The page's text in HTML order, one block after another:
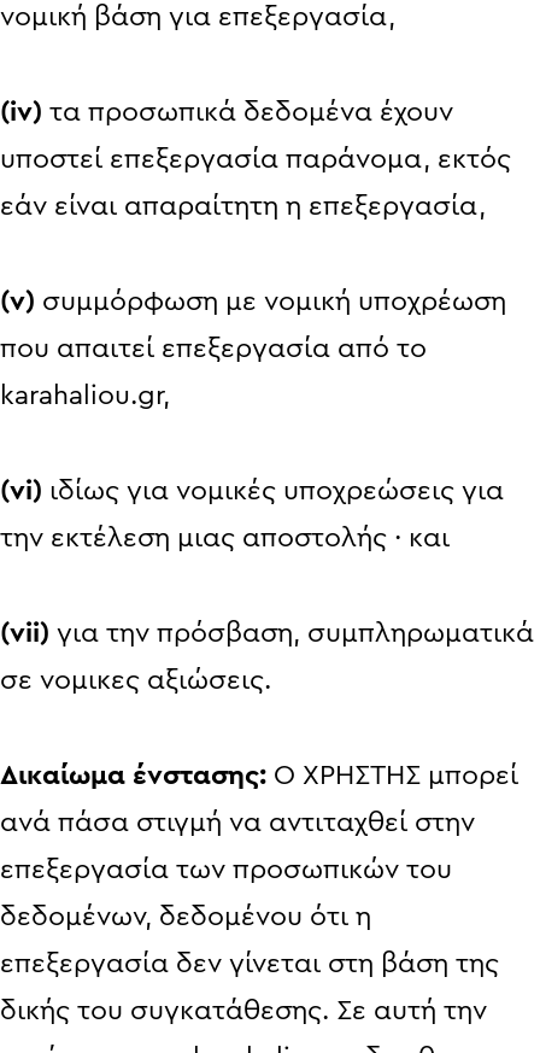
νομική βάση για επεξεργασία,
(iv) τα προσωπικά δεδομένα έχουν
υποστεί επεξεργασία παράνομα, εκτός
εάν είναι απαραίτητη η επεξεργασία,
(v) συμμόρφωση με νομική υποχρέωση
που απαιτεί επεξεργασία από το
karahaliou.gr,
(vi) ιδίως για νομικές υποχρεώσεις για
την εκτέλεση μιας αποστολής · και
(vii) για την πρόσβαση, συμπληρωματικά
σε νομικες αξιώσεις.
Δικαίωμα ένστασης: Ο ΧΡΗΣΤΗΣ μπορεί
ανά πάσα στιγμή να αντιταχθεί στην
επεξεργασία των προσωπικών του
δεδομένων, δεδομένου ότι η
επεξεργασία δεν γίνεται στη βάση της
δικής του συγκατάθεσης. Σε αυτή την